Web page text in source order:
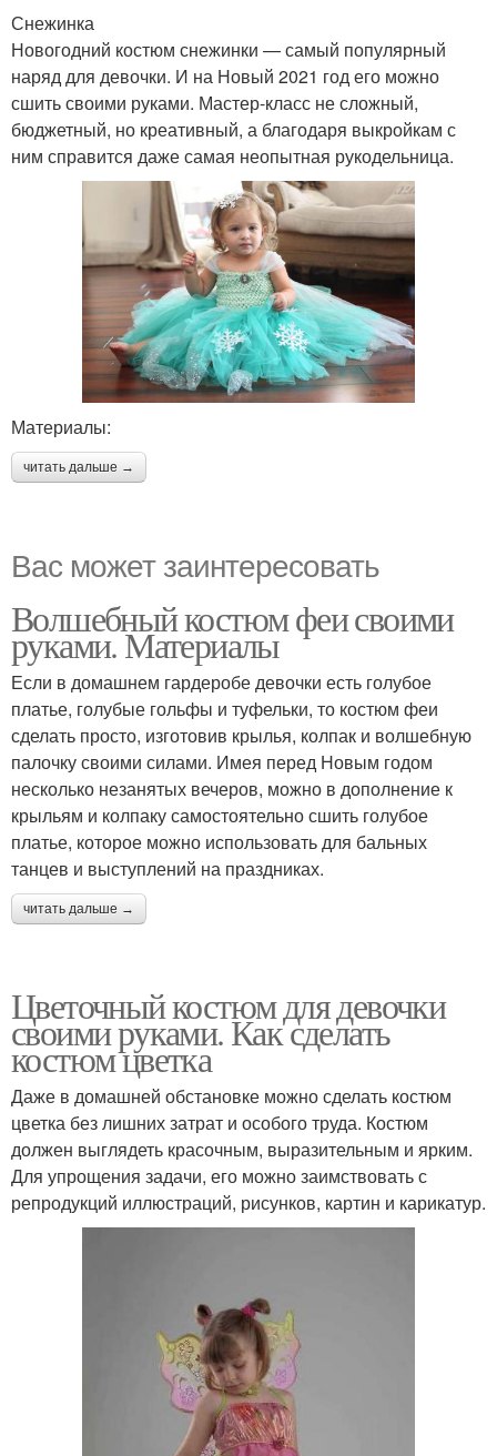
Снежинка
Новогодний костюм снежинки — самый популярный
наряд для девочки. И на Новый 2021 год его можно
сшить своими руками. Мастер-класс не сложный,
бюджетный, но креативный, а благодаря выкройкам с
ним справится даже самая неопытная рукодельница.
Материалы:
читать дальше →
Вас может заинтересовать
Волшебный костюм феи своими
руками. Материалы
Если в домашнем гардеробе девочки есть голубое
платье, голубые гольфы и туфельки, то костюм феи
сделать просто, изготовив крылья, колпак и волшебную
палочку своими силами. Имея перед Новым годом
несколько незанятых вечеров, можно в дополнение к
крыльям и колпаку самостоятельно сшить голубое
платье, которое можно использовать для бальных
танцев и выступлений на праздниках.
читать дальше →
Цветочный костюм для девочки
своими руками. Как сделать
костюм цветка
Даже в домашней обстановке можно сделать костюм
цветка без лишних затрат и особого труда. Костюм
должен выглядеть красочным, выразительным и ярким.
Для упрощения задачи, его можно заимствовать с
репродукций иллюстраций, рисунков, картин и карикатур.